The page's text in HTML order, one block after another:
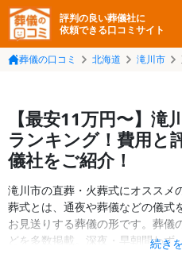
評判の良い葬儀社に
依頼できる口コミサイト
葬儀の口コミ 北海道 滝川市
【最安11万円〜】滝
ランキング！費用と
儀社をご紹介！
滝川市の直葬・火葬式にオススメ
葬式とは、通夜や葬儀などの儀式
お見送りする葬儀の形です。葬儀
どを多数掲載。深夜・早朝問わず
続き